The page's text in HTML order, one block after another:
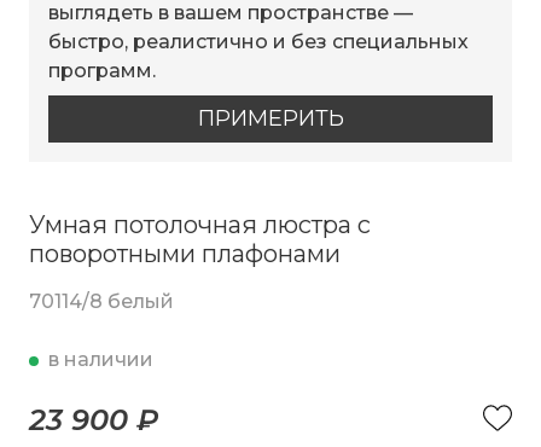
выглядеть в вашем пространстве —
быстро, реалистично и без специальных
программ.
ПРИМЕРИТЬ
Умная потолочная люстра с
поворотными плафонами
70114/8 белый
в наличии
23 900 ₽